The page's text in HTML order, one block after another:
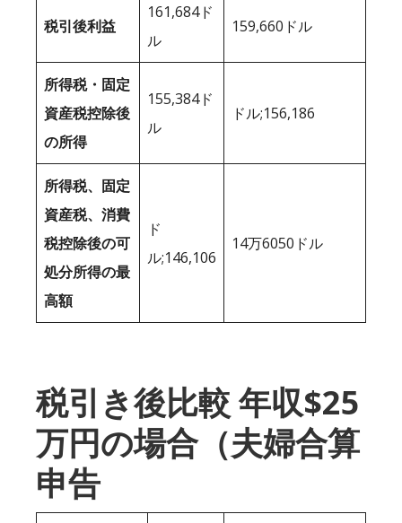
税引後利益
161,684ド
ル
159,660ドル
所得税・固定
資産税控除後
の所得
155,384ド
ル
ドル;156,186
所得税、固定
資産税、消費
税控除後の可
処分所得の最
高額
ド
ル;146,106
14万6050ドル
税引き後比較 年収$25
万円の場合（夫婦合算
申告